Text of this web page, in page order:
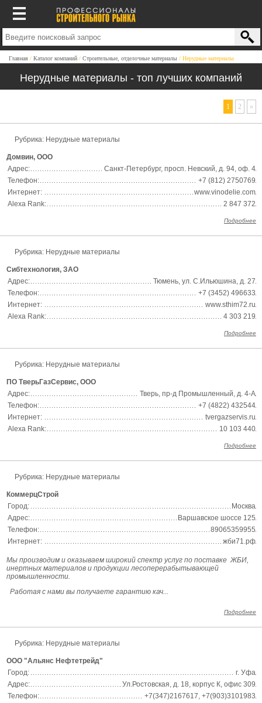
Главная Каталог компаний Строительные, отделочные материалы Нерудные материалы
Нерудные материалы - топ лучших компаний
1 2 »
Рубрика: Нерудные материалы
Домвин, ООО
Адрес:
Санкт-Петербург, просп. Невский, д. 94, оф. 4
Телефон:
+7 (812) 2750769
Интернет:
www.vinodelie.com
Alexa Rank:
2 847 372
Подробнее
Рубрика: Нерудные материалы
Сибтехнология, ЗАО
Адрес:
Тюмень, ул. С.Ильюшина, д. 27
Телефон:
+7 (3452) 496633
Интернет:
www.sthim72.ru
Alexa Rank:
4 303 219
Подробнее
Рубрика: Нерудные материалы
ПО ТверьГазСервис, ООО
Адрес:
Тверь, пр-д Промышленный, д. 4-А
Телефон:
+7 (4822) 432544
Интернет:
tvergazservis.ru
Alexa Rank:
10 103 440
Подробнее
Рубрика: Нерудные материалы
КоммерцСтрой
Город:
Москва
Адрес:
Варшавское шоссе 125
Телефон:
89065359955
Интернет:
жби71.рф
Мы производим и оказываем широкий спектр услуг по поставке ЖБИ,
инертных материалов и продукции лесоперерабытывающей
промышленности.
Работая с нами вы получаете гарантию кач...
Подробнее
Рубрика: Нерудные материалы
ООО "Альянс Нефтетрейд"
Город:
г. Уфа
Адрес:
Ул.Ростовская, д. 18, корпус К, офис 309
Телефон:
+7(347)2167617, +7(903)3101983